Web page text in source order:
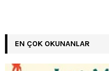
EN ÇOK OKUNANLAR